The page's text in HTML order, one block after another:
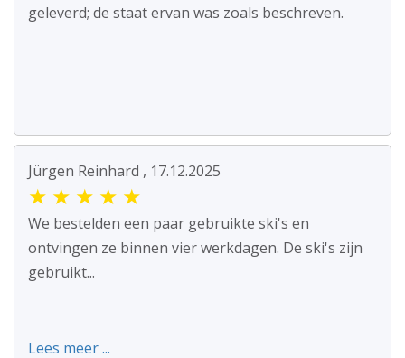
geleverd; de staat ervan was zoals beschreven.
Jürgen Reinhard , 17.12.2025
★ ★ ★ ★ ★
We bestelden een paar gebruikte ski's en
ontvingen ze binnen vier werkdagen. De ski's zijn
gebruikt...
Lees meer ...